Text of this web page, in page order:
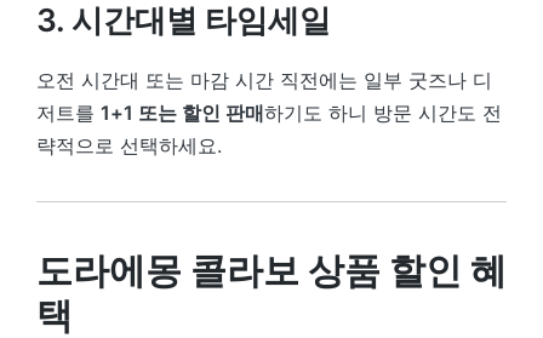
3. 시간대별 타임세일
오전 시간대 또는 마감 시간 직전에는 일부 굿즈나 디
저트를 1+1 또는 할인 판매하기도 하니 방문 시간도 전
략적으로 선택하세요.
도라에몽 콜라보 상품 할인 혜
택